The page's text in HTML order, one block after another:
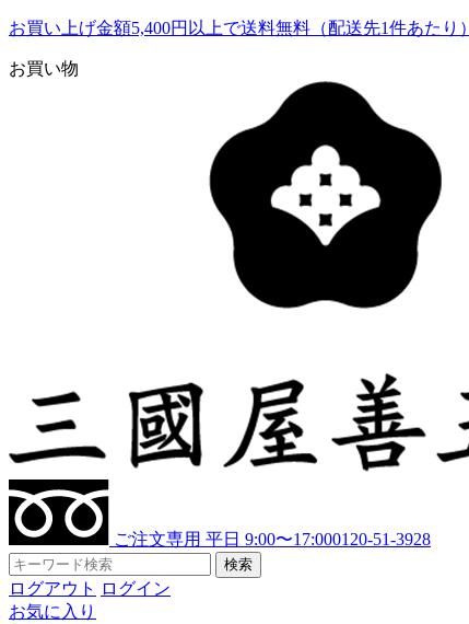
お買い上げ金額5,400円以上で送料無料（配送先1件あたり）
お買い物
ご注文専用 平日 9:00〜17:000120-51-3928
検索
ログアウト
ログイン
お気に入り